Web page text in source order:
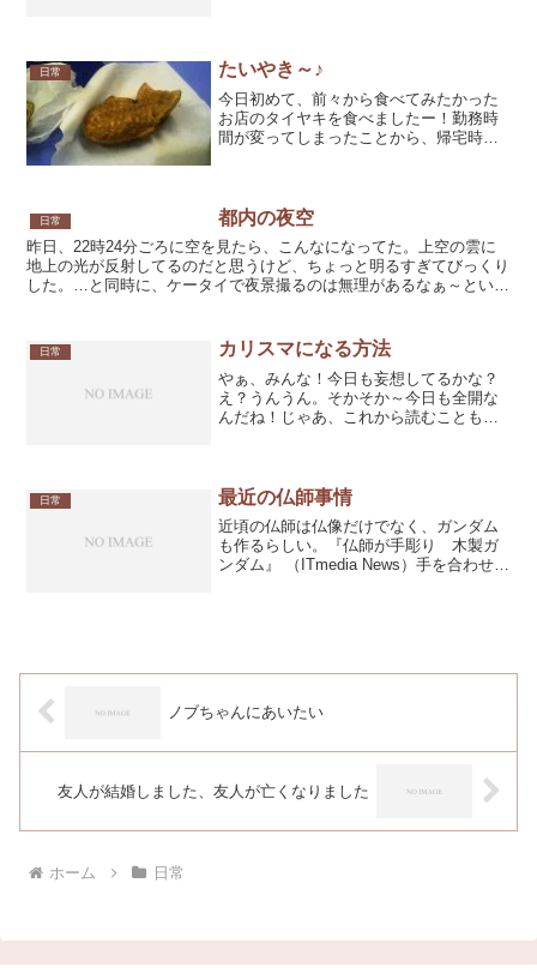
な…ということで、一旦会...
日常 たいやき～♪
今日初めて、前々から食べてみたかった
お店のタイヤキを食べましたー！勤務時
間が変ってしまったことから、帰宅時間
ン）がどうゆう風の吹き回し...
日常 都内の夜空
昨日、22時24分ごろに空を見たら、こんなになってた。上空の雲に
地上の光が反射してるのだと思うけど、ちょっと明るすぎてびっくり
した。…と同時に、ケータイで夜景撮るのは無理があるなぁ～という
日常 カリスマになる方法
やぁ、みんな！今日も妄想してるかな？
え？うんうん。そかそか～今日も全開な
んだね！じゃあ、これから読むこともパ
は思わないけ...
日常 最近の仏師事情
近頃の仏師は仏像だけでなく、ガンダム
も作るらしい。『仏師が手彫り 木製ガ
ンダム』 （ITmedia News）手を合わせた
ノブちゃんにあいたい
友人が結婚しました、友人が亡くなりました
ホーム 日常